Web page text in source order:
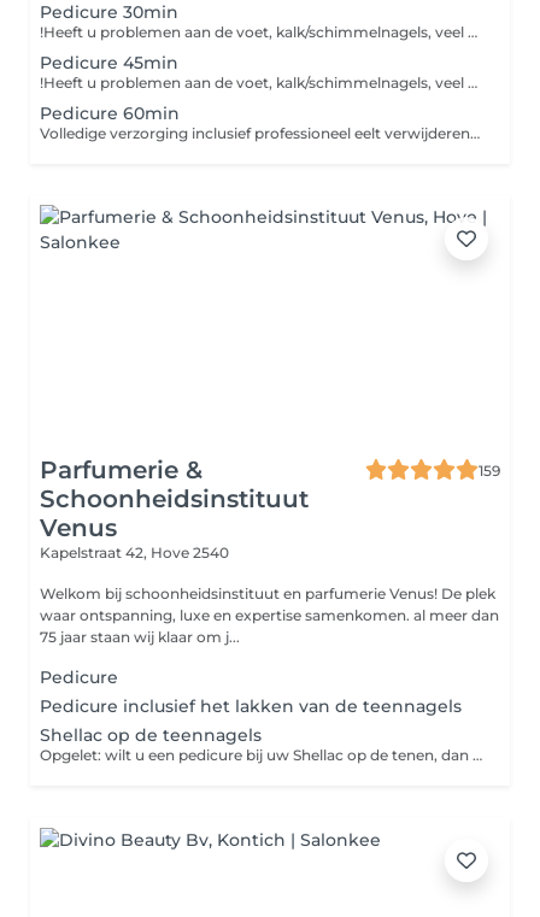
Pedicure 30min
!Heeft u problemen aan de voet, kalk/schimmelnagels, veel eelt,... gelieve dan de pedicure 'speciaal' aan te duiden! Onderhouds-voetverzorging zonder problemen inclusief professioneel eelt verwijderen. Gelieve teenslippers mee te brengen indien u een behandeling met nagellak heeft gekozen.
Pedicure 45min
!Heeft u problemen aan de voet, kalk/schimmelnagels, veel eelt,... gelieve dan de pedicure 'speciaal' aan te duiden! Volledige voetverzorging zonder problemen inclusief professioneel eelt verwijderen. Gelieve teenslippers mee te brengen indien u een behandeling met nagellak heeft gekozen.
Pedicure 60min
Volledige verzorging inclusief professioneel eelt verwijderen. Deze behandeling is gericht voor klanten met problemen of langer werk aan de voeten zoals kalknagels, schimmelnagels, veel eelt, eeltpitten,... Gelieve teenslippers mee te brengen indien u een behandeling met nagellak heeft gekozen.
Parfumerie &
Schoonheidsinstituut
Venus
159
Kapelstraat 42, Hove 2540
Welkom bij schoonheidsinstituut en parfumerie Venus! De plek
waar ontspanning, luxe en expertise samenkomen. al meer dan
75 jaar staan wij klaar om j...
Pedicure
Pedicure inclusief het lakken van de teennagels
Shellac op de teennagels
Opgelet: wilt u een pedicure bij uw Shellac op de tenen, dan moet u de pedicure apart bijboeken.